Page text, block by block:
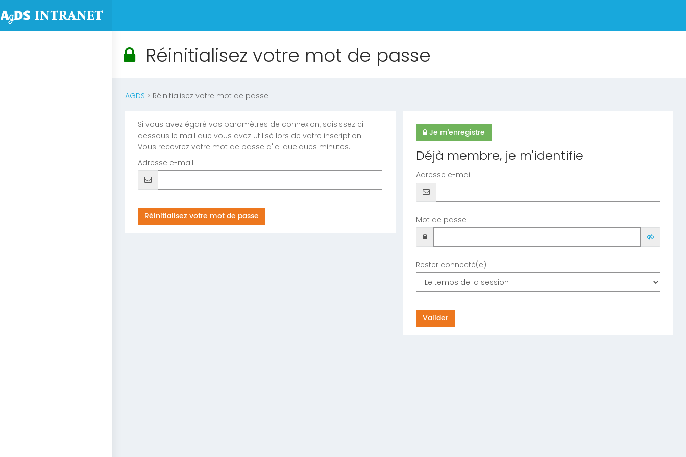
Réinitialisez votre mot de passe
AGDS > Réinitialisez votre mot de passe
Si vous avez égaré vos paramètres de connexion, saisissez ci-
dessous le mail que vous avez utilisé lors de votre inscription.
Vous recevrez votre mot de passe d'ici quelques minutes.
Adresse e-mail
Je m'enregistre
Déjà membre, je m'identifie
Adresse e-mail
Mot de passe
Rester connecté(e)